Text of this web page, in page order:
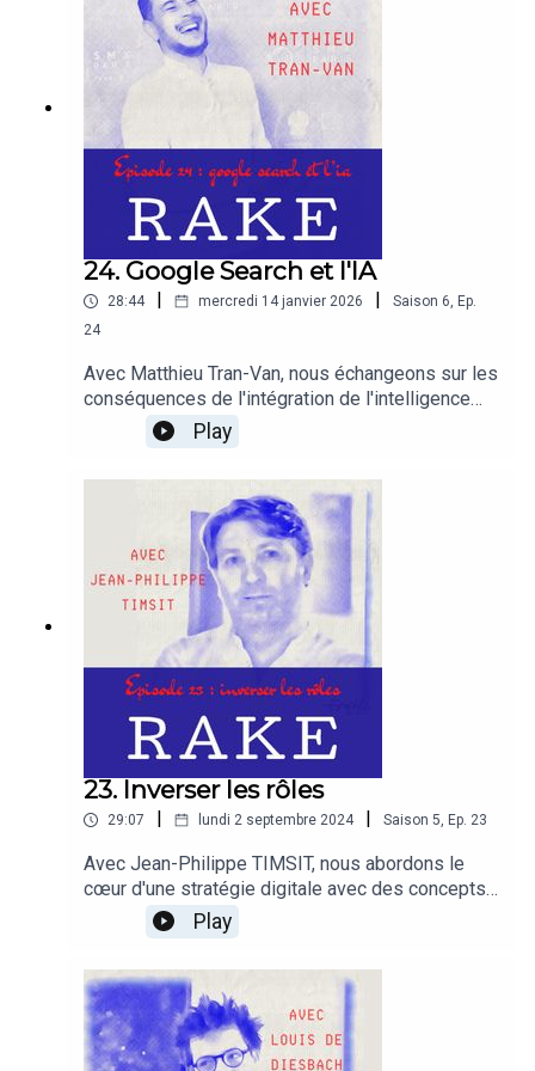
pertinente pour l'année qui s'ouvre.
24. Google Search et l'IA
28:44 | mercredi 14 janvier 2026 | Saison 6, Ep.
24
Avec Matthieu Tran-Van, nous échangeons sur les
conséquences de l'intégration de l'intelligence
artificielle dans le Search de Google. Quelles sont
les impacts sur les campagnes marketing ?
Comment les combiner avec une stratégie sur les
réseaux sociaux ? Faut-il quitter Google Search
pour ChatGPT ? L'un des meilleurs consultants de
Google Ads nous donne ses conseils pour
développer une stratégie digitale valable.
Play
23. Inverser les rôles
29:07 lundi 2 septembre 2024 Saison 5, Ep. 23
Avec Jean-Philippe TIMSIT, nous abordons le
cœur d'une stratégie digitale avec des concepts
simples comme l'audience ou la
communauté.Nous expliquons comment le
marketing de la demande bouleverse l'analyse
stratégique d'une entreprise.Nous analysons le
rôle crucial de l'analyse des émotions pour
construire une offre.Nous concluons sur la
nécessité pour les entreprises de posséder leur
Play